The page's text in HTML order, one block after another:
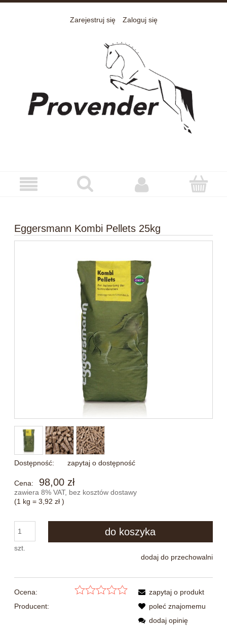
Zarejestruj się Zaloguj się
Eggersmann Kombi Pellets 25kg
Dostępność: zapytaj o dostępność
Cena: 98,00 zł
zawiera 8% VAT, bez kosztów dostawy
(1 kg = 3,92 zł )
szt.
do koszyka
dodaj do przechowalni
Ocena:
Producent:
zapytaj o produkt
poleć znajomemu
dodaj opinię